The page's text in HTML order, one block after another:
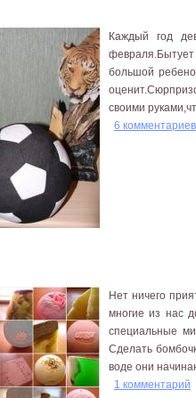
Каждый год
большой
своими
6 комментариев
Нет ничего
многие из нас
специальные
Сделать
воде они
1 комментарий